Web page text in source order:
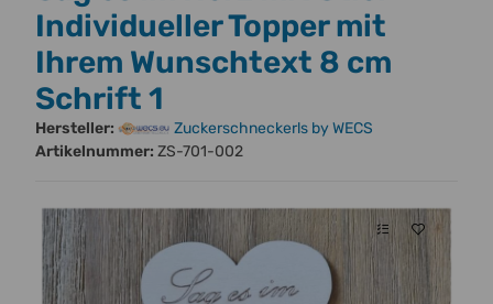
Individueller Topper mit
Ihrem Wunschtext 8 cm
Schrift 1
Hersteller:
Zuckerschneckerls by WECS
Artikelnummer: ZS-701-002